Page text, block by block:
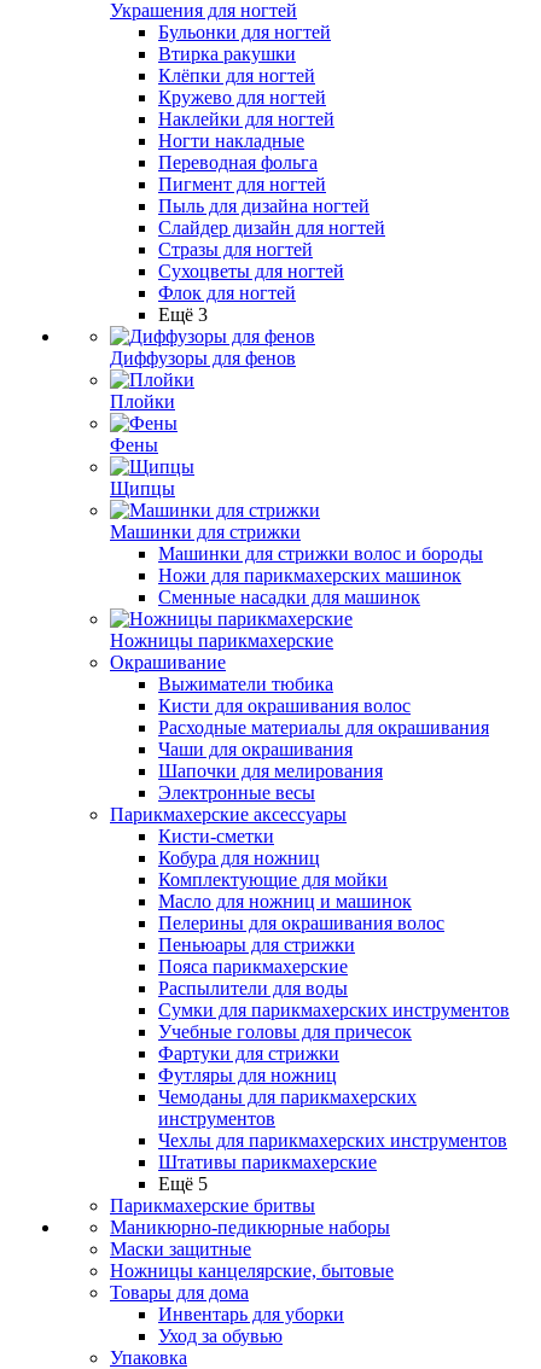
Украшения для ногтей
Бульонки для ногтей
Втирка ракушки
Клёпки для ногтей
Кружево для ногтей
Наклейки для ногтей
Ногти накладные
Переводная фольга
Пигмент для ногтей
Пыль для дизайна ногтей
Слайдер дизайн для ногтей
Стразы для ногтей
Сухоцветы для ногтей
Флок для ногтей
Ещё 3
Диффузоры для фенов
Плойки
Фены
Щипцы
Машинки для стрижки
Машинки для стрижки волос и бороды
Ножи для парикмахерских машинок
Сменные насадки для машинок
Ножницы парикмахерские
Окрашивание
Выжиматели тюбика
Кисти для окрашивания волос
Расходные материалы для окрашивания
Чаши для окрашивания
Шапочки для мелирования
Электронные весы
Парикмахерские аксессуары
Кисти-сметки
Кобура для ножниц
Комплектующие для мойки
Масло для ножниц и машинок
Пелерины для окрашивания волос
Пеньюары для стрижки
Пояса парикмахерские
Распылители для воды
Сумки для парикмахерских инструментов
Учебные головы для причесок
Фартуки для стрижки
Футляры для ножниц
Чемоданы для парикмахерских
инструментов
Чехлы для парикмахерских инструментов
Штативы парикмахерские
Ещё 5
Парикмахерские бритвы
Маникюрно-педикюрные наборы
Маски защитные
Ножницы канцелярские, бытовые
Товары для дома
Инвентарь для уборки
Уход за обувью
Упаковка